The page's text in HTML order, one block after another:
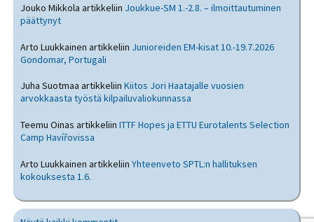
Jouko Mikkola artikkeliin Joukkue-SM 1.-2.8. – ilmoittautuminen
päättynyt
Arto Luukkainen artikkeliin Junioreiden EM-kisat 10.-19.7.2026
Gondomar, Portugali
Juha Suotmaa artikkeliinKiitos Jori Haatajalle vuosien
arvokkaasta työstä kilpailuvaliokunnassa
Teemu Oinas artikkeliinITTF Hopes ja ETTU Eurotalents Selection
Camp Havířovissa
Arto Luukkainen artikkeliinYhteenveto SPTL:n hallituksen
kokouksesta 1.6.